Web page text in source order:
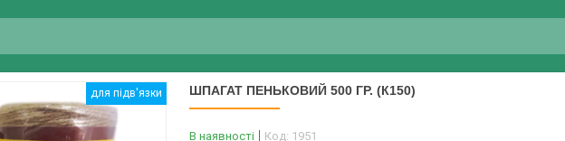
для підв'язки ШПАГАТ ПЕНЬКОВИЙ 500 ГР. (К150)
В наявності Код: 1951